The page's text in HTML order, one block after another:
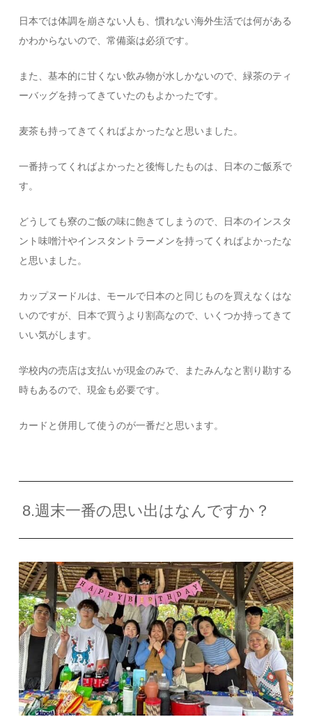
日本では体調を崩さない人も、慣れない海外生活では何がある
かわからないので、常備薬は必須です。
また、基本的に甘くない飲み物が水しかないので、緑茶のティ
ーバッグを持ってきていたのもよかったです。
麦茶も持ってきてくればよかったなと思いました。
一番持ってくればよかったと後悔したものは、日本のご飯系で
す。
どうしても寮のご飯の味に飽きてしまうので、日本のインスタ
ント味噌汁やインスタントラーメンを持ってくればよかったな
と思いました。
カップヌードルは、モールで日本のと同じものを買えなくはな
いのですが、日本で買うより割高なので、いくつか持ってきて
いい気がします。
学校内の売店は支払いが現金のみで、またみんなと割り勘する
時もあるので、現金も必要です。
カードと併用して使うのが一番だと思います。
8.週末一番の思い出はなんですか？